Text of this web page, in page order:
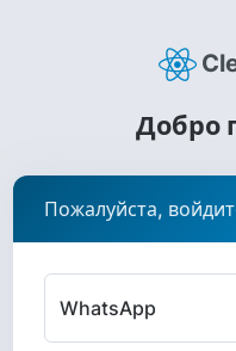
Добро
Пожалуйста,
WhatsApp